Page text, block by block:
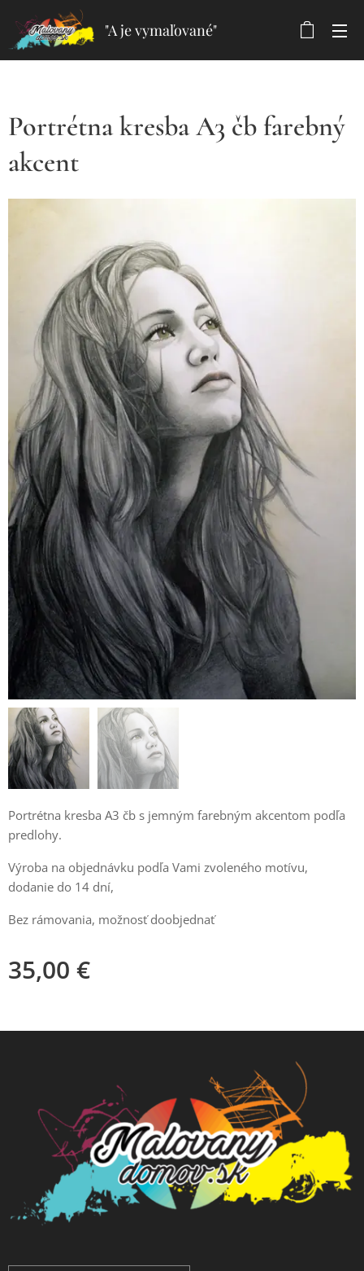
"A je vymaľované"
Portrétna kresba A3 čb farebný
akcent
Portrétna kresba A3 čb s jemným farebným akcentom podľa
predlohy.
Výroba na objednávku podľa Vami zvoleného motívu,
dodanie do 14 dní,
Bez rámovania, možnosť doobjednať
35,00 €